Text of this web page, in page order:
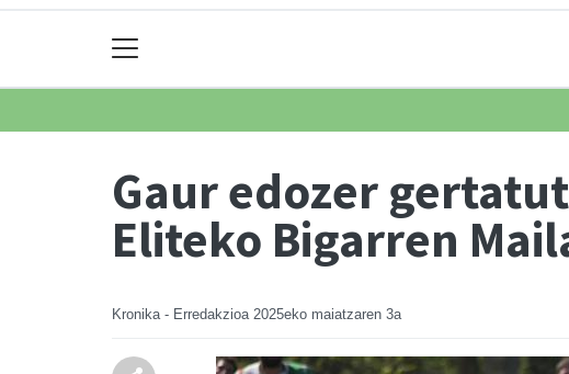
Gaur edozer
Eliteko Bigarren
Kronika - Erredakzioa 2025eko maiatzaren 3a